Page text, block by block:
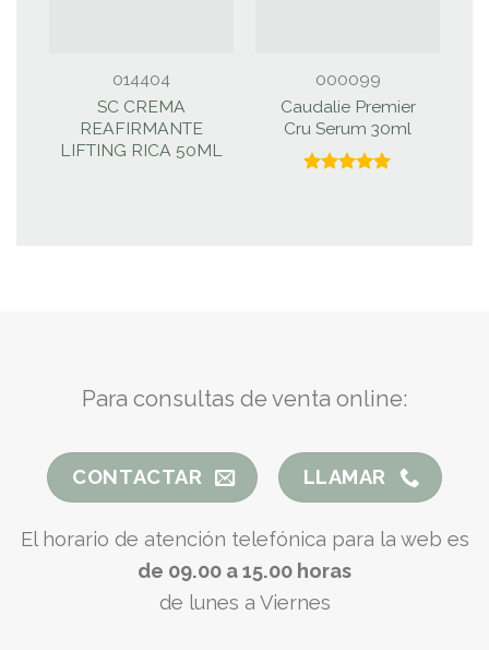
014404
SC CREMA
REAFIRMANTE
LIFTING RICA 50ML
000099
Caudalie Premier
Cru Serum 30ml
Para consultas de venta online:
CONTACTAR LLAMAR
El horario de atención telefónica para la web es
de 09.00 a 15.00 horas
de lunes a Viernes